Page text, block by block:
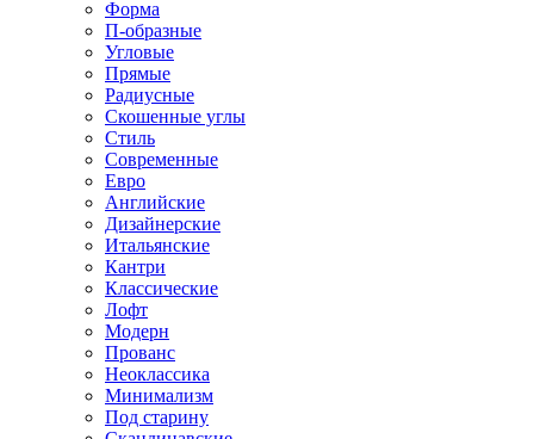
Форма
П-образные
Угловые
Прямые
Радиусные
Скошенные углы
Стиль
Современные
Евро
Английские
Дизайнерские
Итальянские
Кантри
Классические
Лофт
Модерн
Прованс
Неоклассика
Минимализм
Под старину